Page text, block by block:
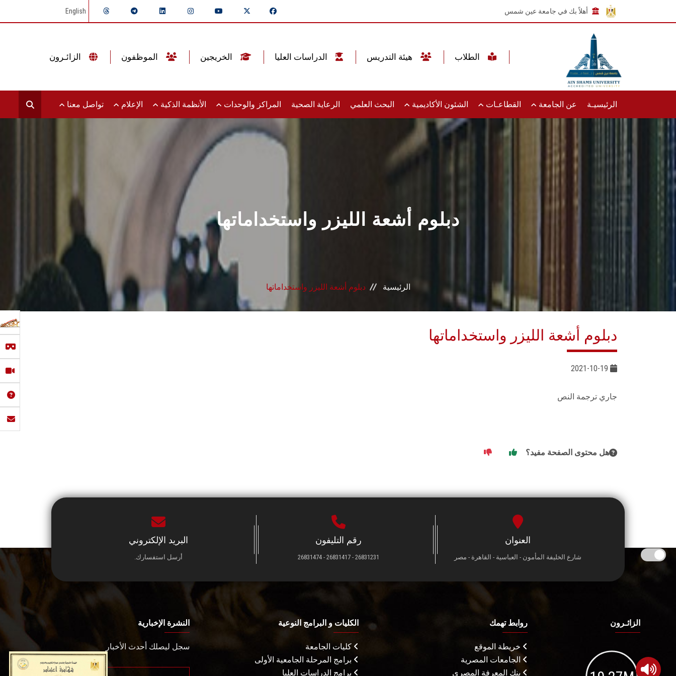
أهلاً بك في جامعة عين شمس English
الرئيسيـة عن الجامعة القطاعـات الشئون الأكاديمية البحث العلمي الرعاية الصحية المراكز والوحدات الأنظمة الذكية الإعلام تواصل معنا
دبلوم أشعة الليزر واستخداماتها
الرئيسية دبلوم أشعة الليزر واستخداماتها
دبلوم أشعة الليزر واستخداماتها
جاري ترجمة النص
هل محتوى الصفحة مفيد؟
العنوان
شارع الخليفة المأمون - العباسية - القاهرة - مصر
رقم التليفون
26831231 - 26831417 - 26831474
البريد الإلكتروني
أرسل استفسارك.
الزائـرون روابط تهمك
خريطة الموقع
الجامعات المصرية
بنك المعرفة المصري
الكليات و البرامج النوعية
كليات الجامعة
برامج المرحلة الجامعية الأولى
برامج الدراسات العليا
النشرة الإخبارية
سجل ليصلك أحدث الأخبار